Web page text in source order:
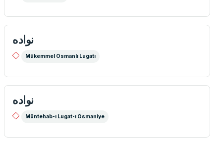
نواده
Mükemmel Osmanlı Lugatı
نواده
Müntehab-ı Lugat-ı Osmaniye